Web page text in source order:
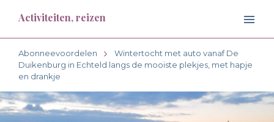
Activiteiten, reizen
Abonneevoordelen
Wintertocht met auto vanaf De
Duikenburg in Echteld langs de mooiste plekjes, met hapje
en drankje